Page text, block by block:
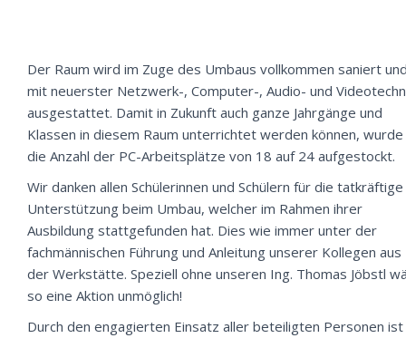
Der Raum wird im Zuge des Umbaus vollkommen saniert
mit neuerster Netzwerk-, Computer-, Audio- und
ausgestattet. Damit in Zukunft auch ganze Jahrgänge und
Klassen in diesem Raum unterrichtet werden können, wurde
die Anzahl der PC-Arbeitsplätze von 18 auf 24 aufgestockt.
Wir danken allen Schülerinnen und Schülern für die tatkräftige
Unterstützung beim Umbau, welcher im Rahmen ihrer
Ausbildung stattgefunden hat. Dies wie immer unter der
fachmännischen Führung und Anleitung unserer Kollegen aus
der Werkstätte. Speziell ohne unseren Ing. Thomas Jöbstl
so eine Aktion unmöglich!
Durch den engagierten Einsatz aller beteiligten Personen